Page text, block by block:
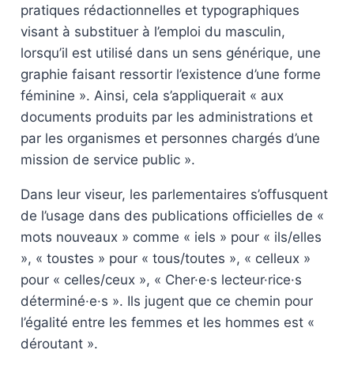
pratiques rédactionnelles et typographiques
visant à substituer à l’emploi du masculin,
lorsqu’il est utilisé dans un sens générique, une
graphie faisant ressortir l’existence d’une forme
féminine ». Ainsi, cela s’appliquerait « aux
documents produits par les administrations et
par les organismes et personnes chargés d’une
mission de service public ».
Dans leur viseur, les parlementaires s’offusquent
de l’usage dans des publications officielles de «
mots nouveaux » comme « iels » pour « ils/elles
», « toustes » pour « tous/toutes », « celleux »
pour « celles/ceux », « Cher·e·s lecteur·rice·s
déterminé·e·s ». Ils jugent que ce chemin pour
l’égalité entre les femmes et les hommes est «
déroutant ».